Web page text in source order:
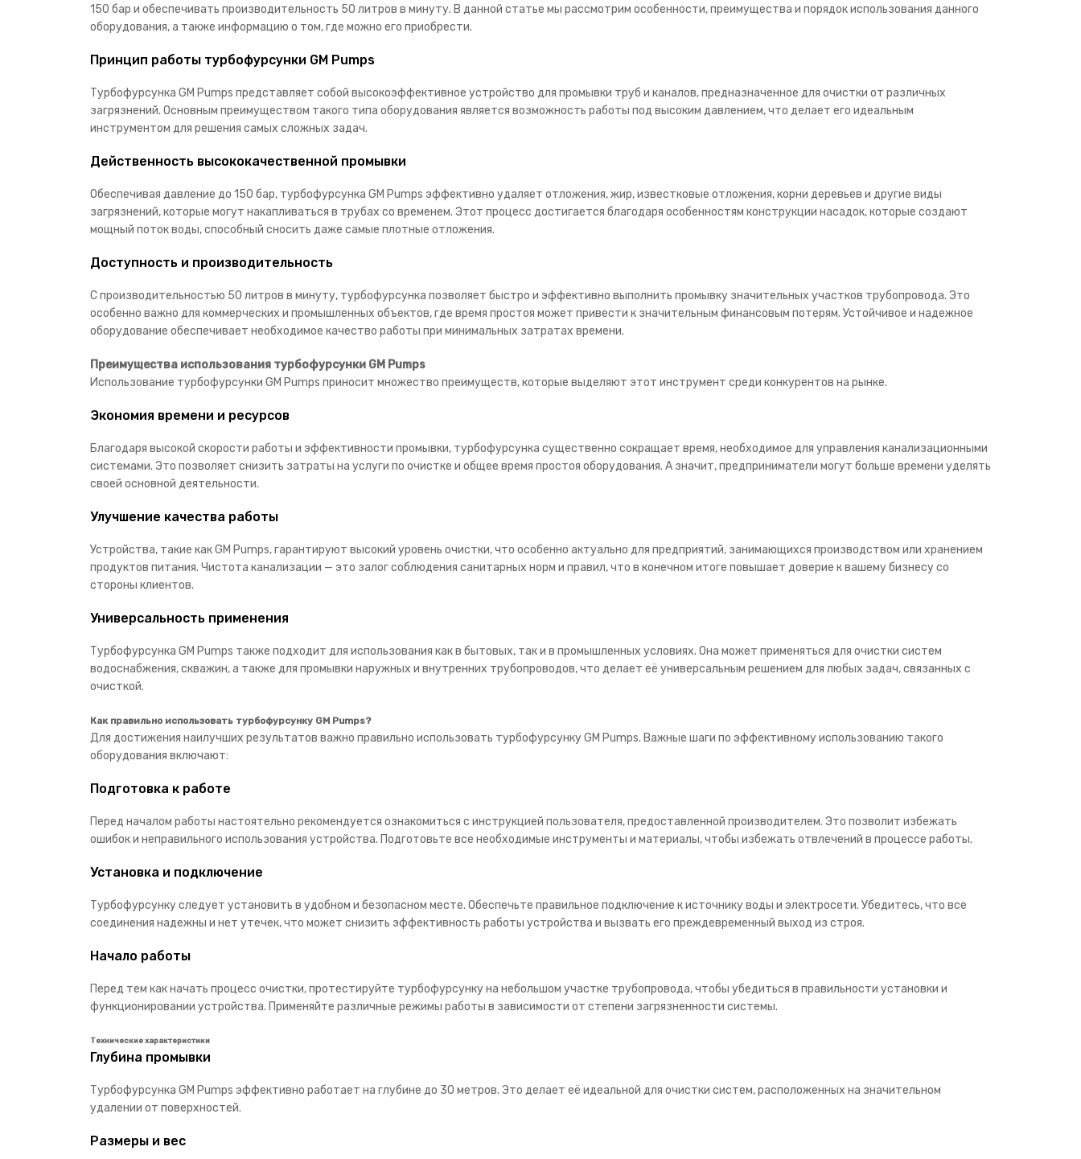
150 бар и обеспечивать производительность 50 литров в минуту. В данной статье мы рассмотрим особенности, преимущества и порядок использования данного
оборудования, а также информацию о том, где можно его приобрести.
Принцип работы турбофурсунки GM Pumps
Турбофурсунка GM Pumps представляет собой высокоэффективное устройство для промывки труб и каналов, предназначенное для очистки от различных
загрязнений. Основным преимуществом такого типа оборудования является возможность работы под высоким давлением, что делает его идеальным
инструментом для решения самых сложных задач.
Действенность высококачественной промывки
Обеспечивая давление до 150 бар, турбофурсунка GM Pumps эффективно удаляет отложения, жир, известковые отложения, корни деревьев и другие виды
загрязнений, которые могут накапливаться в трубах со временем. Этот процесс достигается благодаря особенностям конструкции насадок, которые создают
мощный поток воды, способный сносить даже самые плотные отложения.
Доступность и производительность
С производительностью 50 литров в минуту, турбофурсунка позволяет быстро и эффективно выполнить промывку значительных участков трубопровода. Это
особенно важно для коммерческих и промышленных объектов, где время простоя может привести к значительным финансовым потерям. Устойчивое и надежное
оборудование обеспечивает необходимое качество работы при минимальных затратах времени.
Преимущества использования турбофурсунки GM Pumps
Использование турбофурсунки GM Pumps приносит множество преимуществ, которые выделяют этот инструмент среди конкурентов на рынке.
Экономия времени и ресурсов
Благодаря высокой скорости работы и эффективности промывки, турбофурсунка существенно сокращает время, необходимое для управления канализационными
системами. Это позволяет снизить затраты на услуги по очистке и общее время простоя оборудования. А значит, предприниматели могут больше времени уделять
своей основной деятельности.
Улучшение качества работы
Устройства, такие как GM Pumps, гарантируют высокий уровень очистки, что особенно актуально для предприятий, занимающихся производством или хранением
продуктов питания. Чистота канализации — это залог соблюдения санитарных норм и правил, что в конечном итоге повышает доверие к вашему бизнесу со
стороны клиентов.
Универсальность применения
Турбофурсунка GM Pumps также подходит для использования как в бытовых, так и в промышленных условиях. Она может применяться для очистки систем
водоснабжения, скважин, а также для промывки наружных и внутренних трубопроводов, что делает её универсальным решением для любых задач, связанных с
очисткой.
Как правильно использовать турбофурсунку GM Pumps?
Для достижения наилучших результатов важно правильно использовать турбофурсунку GM Pumps. Важные шаги по эффективному использованию такого
оборудования включают:
Подготовка к работе
Перед началом работы настоятельно рекомендуется ознакомиться с инструкцией пользователя, предоставленной производителем. Это позволит избежать
ошибок и неправильного использования устройства. Подготовьте все необходимые инструменты и материалы, чтобы избежать отвлечений в процессе работы.
Установка и подключение
Турбофурсунку следует установить в удобном и безопасном месте. Обеспечьте правильное подключение к источнику воды и электросети. Убедитесь, что все
соединения надежны и нет утечек, что может снизить эффективность работы устройства и вызвать его преждевременный выход из строя.
Начало работы
Перед тем как начать процесс очистки, протестируйте турбофурсунку на небольшом участке трубопровода, чтобы убедиться в правильности установки и
функционировании устройства. Применяйте различные режимы работы в зависимости от степени загрязненности системы.
Технические характеристики
Глубина промывки
Турбофурсунка GM Pumps эффективно работает на глубине до 30 метров. Это делает её идеальной для очистки систем, расположенных на значительном
удалении от поверхностей.
Размеры и вес